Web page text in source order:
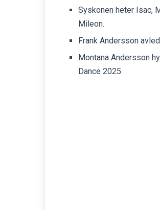
Syskonen heter Isac,
Mileon.
Frank Andersson
Montana Andersson
Dance 2025.